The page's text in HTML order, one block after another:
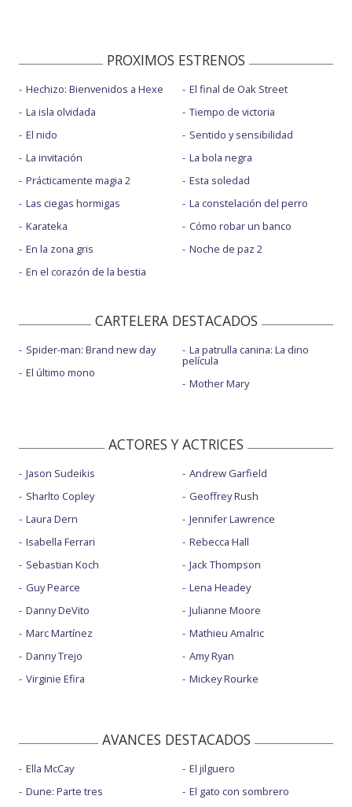
PROXIMOS ESTRENOS
Hechizo: Bienvenidos a Hexe
La isla olvidada
El nido
La invitación
Prácticamente magia 2
Las ciegas hormigas
Karateka
En la zona gris
En el corazón de la bestia
El final de Oak Street
Tiempo de victoria
Sentido y sensibilidad
La bola negra
Esta soledad
La constelación del perro
Cómo robar un banco
Noche de paz 2
CARTELERA DESTACADOS
Spider-man: Brand new day
El último mono
La patrulla canina: La dino
película
Mother Mary
ACTORES Y ACTRICES
Jason Sudeikis
Sharlto Copley
Laura Dern
Isabella Ferrari
Sebastian Koch
Guy Pearce
Danny DeVito
Marc Martínez
Danny Trejo
Virginie Efira
Andrew Garfield
Geoffrey Rush
Jennifer Lawrence
Rebecca Hall
Jack Thompson
Lena Headey
Julianne Moore
Mathieu Amalric
Amy Ryan
Mickey Rourke
AVANCES DESTACADOS
Ella McCay
Dune: Parte tres
El jilguero
El gato con sombrero